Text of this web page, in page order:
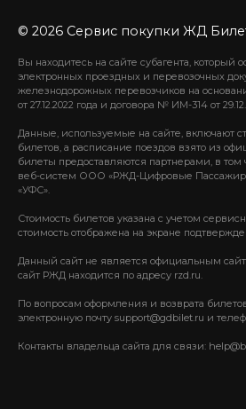
© 2026 Сервис покупки ЖД
Вы находитесь на сайте субагента, который
электронных проездных и перевозочных
железнодорожных перевозчиков на
от 27.12.2022 года и договора № ИМ-314 от
Данные, используемые на сайте, включают
билетов, а расписание поездов взято из
билеты предоставляются партнерами, в
веб-систем ООО «РЖД-Цифровые
«УФС».
Стоимость билетов указана с учетом
стоимость отображена на экране
Данный сайт не является официальным
сайт РЖД находится по адресу rzd.ru.
По вопросам оформления и возврата
электронную почту support@gdbilet.ru и
Контакты владельца сайта для связи: